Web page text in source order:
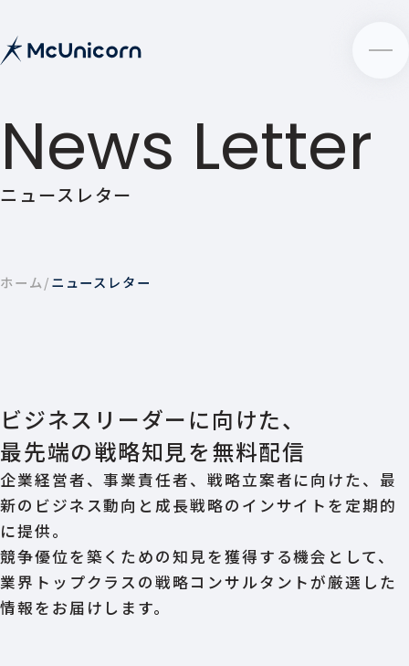
News Letter
ニュースレター
ホーム ニュースレター
ビジネスリーダーに向けた、
最先端の戦略知見を無料配信
企業経営者、事業責任者、戦略立案者に向けた、最
新のビジネス動向と成長戦略のインサイトを定期的
に提供。
競争優位を築くための知見を獲得する機会として、
業界トップクラスの戦略コンサルタントが厳選した
情報をお届けします。